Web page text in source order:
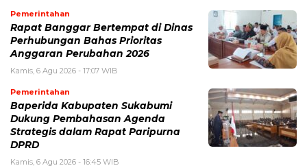
Pemerintahan
Rapat Banggar Bertempat di Dinas
Perhubungan Bahas Prioritas
Anggaran Perubahan 2026
Kamis, 6 Agu 2026 - 17:07 WIB
Pemerintahan
Baperida Kabupaten Sukabumi
Dukung Pembahasan Agenda
Strategis dalam Rapat Paripurna
DPRD
Kamis, 6 Agu 2026 - 16:45 WIB